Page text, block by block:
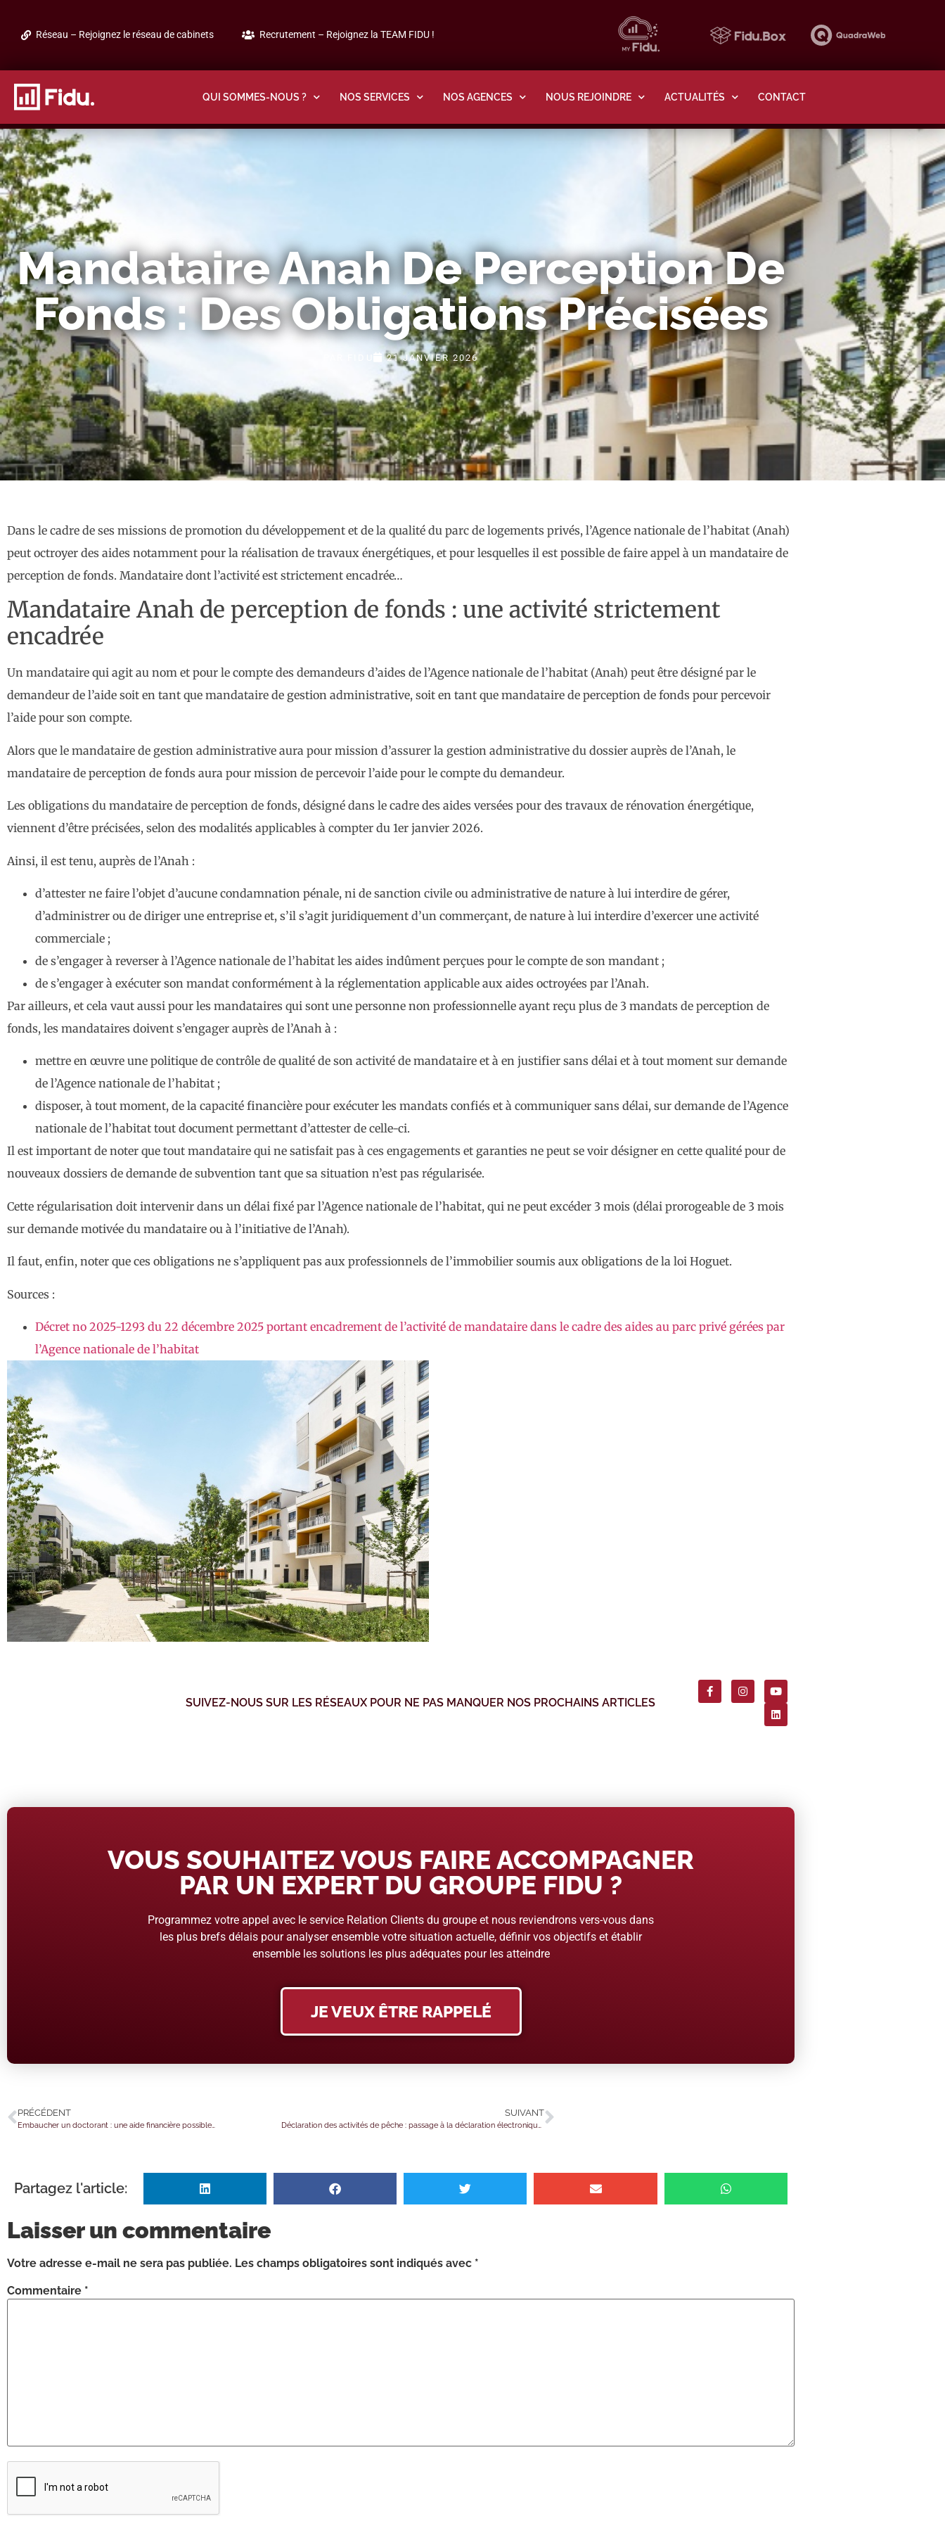
Réseau – Rejoignez le réseau de cabinets Recrutement – Rejoignez la TEAM FIDU !
QUI SOMMES-NOUS ? NOS SERVICES NOS AGENCES NOUS REJOINDRE ACTUALITÉS CONTACT
Mandataire Anah De Perception De
Fonds : Des Obligations Précisées
21 JANVIER 2026
Dans le cadre de ses missions de promotion du développement et de la qualité du parc de logements privés, l’Agence nationale de l’habitat (Anah)
peut octroyer des aides notamment pour la réalisation de travaux énergétiques, et pour lesquelles il est possible de faire appel à un mandataire de
perception de fonds. Mandataire dont l’activité est strictement encadrée…
Mandataire Anah de perception de fonds : une activité strictement
encadrée
Un mandataire qui agit au nom et pour le compte des demandeurs d’aides de l’Agence nationale de l’habitat (Anah) peut être désigné par le
demandeur de l’aide soit en tant que mandataire de gestion administrative, soit en tant que mandataire de perception de fonds pour percevoir
l’aide pour son compte.
Alors que le mandataire de gestion administrative aura pour mission d’assurer la gestion administrative du dossier auprès de l’Anah, le
mandataire de perception de fonds aura pour mission de percevoir l’aide pour le compte du demandeur.
Les obligations du mandataire de perception de fonds, désigné dans le cadre des aides versées pour des travaux de rénovation énergétique,
viennent d’être précisées, selon des modalités applicables à compter du 1er janvier 2026.
Ainsi, il est tenu, auprès de l’Anah :
d’attester ne faire l’objet d’aucune condamnation pénale, ni de sanction civile ou administrative de nature à lui interdire de gérer,
d’administrer ou de diriger une entreprise et, s’il s’agit juridiquement d’un commerçant, de nature à lui interdire d’exercer une activité
commerciale ;
de s’engager à reverser à l’Agence nationale de l’habitat les aides indûment perçues pour le compte de son mandant ;
de s’engager à exécuter son mandat conformément à la réglementation applicable aux aides octroyées par l’Anah.
Par ailleurs, et cela vaut aussi pour les mandataires qui sont une personne non professionnelle ayant reçu plus de 3 mandats de perception de
fonds, les mandataires doivent s’engager auprès de l’Anah à :
mettre en œuvre une politique de contrôle de qualité de son activité de mandataire et à en justifier sans délai et à tout moment sur demande
de l’Agence nationale de l’habitat ;
disposer, à tout moment, de la capacité financière pour exécuter les mandats confiés et à communiquer sans délai, sur demande de l’Agence
nationale de l’habitat tout document permettant d’attester de celle-ci.
Il est important de noter que tout mandataire qui ne satisfait pas à ces engagements et garanties ne peut se voir désigner en cette qualité pour de
nouveaux dossiers de demande de subvention tant que sa situation n’est pas régularisée.
Cette régularisation doit intervenir dans un délai fixé par l’Agence nationale de l’habitat, qui ne peut excéder 3 mois (délai prorogeable de 3 mois
sur demande motivée du mandataire ou à l’initiative de l’Anah).
Il faut, enfin, noter que ces obligations ne s’appliquent pas aux professionnels de l’immobilier soumis aux obligations de la loi Hoguet.
Sources :
Décret no 2025-1293 du 22 décembre 2025 portant encadrement de l’activité de mandataire dans le cadre des aides au parc privé gérées par
l’Agence nationale de l’habitat
SUIVEZ-NOUS SUR LES RÉSEAUX POUR NE PAS MANQUER NOS PROCHAINS ARTICLES
VOUS SOUHAITEZ VOUS FAIRE ACCOMPAGNER
PAR UN EXPERT DU GROUPE FIDU ?
Programmez votre appel avec le service Relation Clients du groupe et nous reviendrons vers-vous dans
les plus brefs délais pour analyser ensemble votre situation actuelle, définir vos objectifs et établir
ensemble les solutions les plus adéquates pour les atteindre
JE VEUX ÊTRE RAPPELÉ
PRÉCÉDENT
Embaucher un doctorant : une aide financière possible…
SUIVANT
Partagez l'article:
Laisser un commentaire
Votre adresse e-mail ne sera pas publiée. Les champs obligatoires sont indiqués avec *
Commentaire *